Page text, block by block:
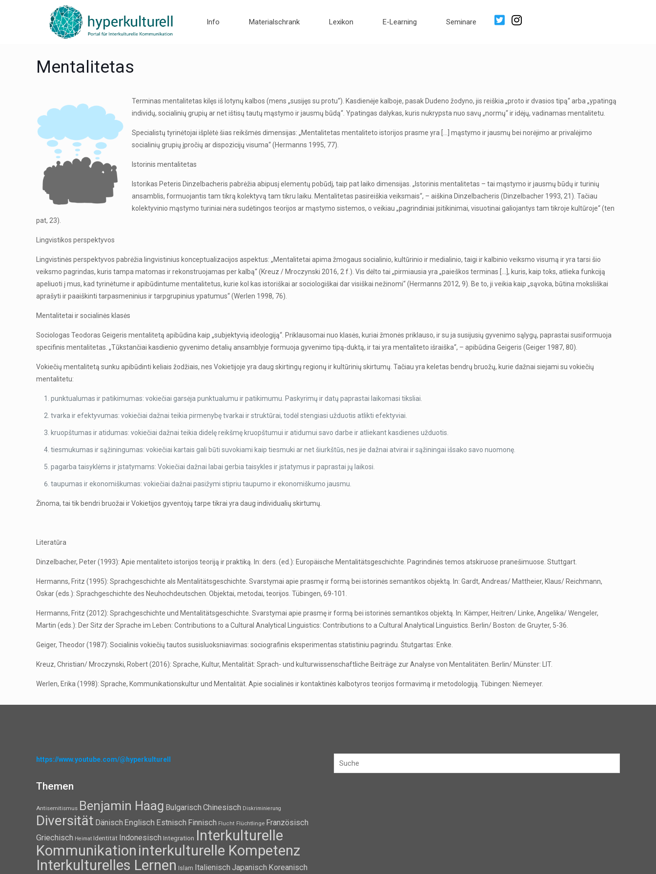
Info Materialschrank Lexikon E-Learning Seminare
Mentalitetas
Terminas mentalitetas kilęs iš lotynų kalbos (mens „susijęs su protu“). Kasdienėje kalboje, pasak Dudeno žodyno, jis reiškia „proto ir dvasios tipą“ arba „ypatingą
individų, socialinių grupių ar net ištisų tautų mąstymo ir jausmų būdą“. Ypatingas dalykas, kuris nukrypsta nuo savų „normų“ ir idėjų, vadinamas mentalitetu.
Specialistų tyrinėtojai išplėtė šias reikšmės dimensijas: „Mentalitetas mentaliteto istorijos prasme yra […] mąstymo ir jausmų bei norėjimo ar privalėjimo
socialinių grupių įpročių ar dispozicijų visuma“ (Hermanns 1995, 77).
Istorinis mentalitetas
Istorikas Peteris Dinzelbacheris pabrėžia abipusį elementų pobūdį, taip pat laiko dimensijas. „Istorinis mentalitetas – tai mąstymo ir jausmų būdų ir turinių
ansamblis, formuojantis tam tikrą kolektyvą tam tikru laiku. Mentalitetas pasireiškia veiksmais“, – aiškina Dinzelbacheris (Dinzelbacher 1993, 21). Tačiau
kolektyvinio mąstymo turiniai nėra sudėtingos teorijos ar mąstymo sistemos, o veikiau „pagrindiniai įsitikinimai, visuotinai galiojantys tam tikroje kultūroje“ (ten
pat, 23).
Lingvistikos perspektyvos
Lingvistinės perspektyvos pabrėžia lingvistinius konceptualizacijos aspektus: „Mentalitetai apima žmogaus socialinio, kultūrinio ir medialinio, taigi ir kalbinio veiksmo visumą ir yra tarsi šio
veiksmo pagrindas, kuris tampa matomas ir rekonstruojamas per kalbą“ (Kreuz / Mroczynski 2016, 2 f.). Vis dėlto tai „pirmiausia yra „paieškos terminas […], kuris, kaip toks, atlieka funkciją
apeliuoti į mus, kad tyrinėtume ir apibūdintume mentalitetus, kurie kol kas istoriškai ar sociologiškai dar visiškai nežinomi“ (Hermanns 2012, 9). Be to, ji veikia kaip „sąvoka, būtina moksliškai
aprašyti ir paaiškinti tarpasmeninius ir tarpgrupinius ypatumus“ (Werlen 1998, 76).
Mentalitetai ir socialinės klasės
Sociologas Teodoras Geigeris mentalitetą apibūdina kaip „subjektyvią ideologiją“. Priklausomai nuo klasės, kuriai žmonės priklauso, ir su ja susijusių gyvenimo sąlygų, paprastai susiformuoja
specifinis mentalitetas. „Tūkstančiai kasdienio gyvenimo detalių ansamblyje formuoja gyvenimo tipą-duktą, ir tai yra mentaliteto išraiška“, – apibūdina Geigeris (Geiger 1987, 80).
Vokiečių mentalitetą sunku apibūdinti keliais žodžiais, nes Vokietijoje yra daug skirtingų regionų ir kultūrinių skirtumų. Tačiau yra keletas bendrų bruožų, kurie dažnai siejami su vokiečių
mentalitetu:
punktualumas ir patikimumas: vokiečiai garsėja punktualumu ir patikimumu. Paskyrimų ir datų paprastai laikomasi tiksliai.
tvarka ir efektyvumas: vokiečiai dažnai teikia pirmenybę tvarkai ir struktūrai, todėl stengiasi užduotis atlikti efektyviai.
kruopštumas ir atidumas: vokiečiai dažnai teikia didelę reikšmę kruopštumui ir atidumui savo darbe ir atliekant kasdienes užduotis.
tiesmukumas ir sąžiningumas: vokiečiai kartais gali būti suvokiami kaip tiesmuki ar net šiurkštūs, nes jie dažnai atvirai ir sąžiningai išsako savo nuomonę.
pagarba taisyklėms ir įstatymams: Vokiečiai dažnai labai gerbia taisykles ir įstatymus ir paprastai jų laikosi.
taupumas ir ekonomiškumas: vokiečiai dažnai pasižymi stipriu taupumo ir ekonomiškumo jausmu.
Žinoma, tai tik bendri bruožai ir Vokietijos gyventojų tarpe tikrai yra daug individualių skirtumų.
Literatūra
Dinzelbacher, Peter (1993): Apie mentaliteto istorijos teoriją ir praktiką. In: ders. (ed.): Europäische Mentalitätsgeschichte. Pagrindinės temos atskiruose pranešimuose. Stuttgart.
Hermanns, Fritz (1995): Sprachgeschichte als Mentalitätsgeschichte. Svarstymai apie prasmę ir formą bei istorinės semantikos objektą. In: Gardt, Andreas/ Mattheier, Klaus/ Reichmann,
Oskar (eds.): Sprachgeschichte des Neuhochdeutschen. Objektai, metodai, teorijos. Tübingen, 69-101.
Hermanns, Fritz (2012): Sprachgeschichte und Mentalitätsgeschichte. Svarstymai apie prasmę ir formą bei istorinės semantikos objektą. In: Kämper, Heitren/ Linke, Angelika/ Wengeler,
Martin (eds.): Der Sitz der Sprache im Leben: Contributions to a Cultural Analytical Linguistics: Contributions to a Cultural Analytical Linguistics. Berlin/ Boston: de Gruyter, 5-36.
Geiger, Theodor (1987): Socialinis vokiečių tautos susisluoksniavimas: sociografinis eksperimentas statistiniu pagrindu. Štutgartas: Enke.
Kreuz, Christian/ Mroczynski, Robert (2016): Sprache, Kultur, Mentalität: Sprach- und kulturwissenschaftliche Beiträge zur Analyse von Mentalitäten. Berlin/ Münster: LIT.
Werlen, Erika (1998): Sprache, Kommunikationskultur und Mentalität. Apie socialinės ir kontaktinės kalbotyros teorijos formavimą ir metodologiją. Tübingen: Niemeyer.
https://www.youtube.com/@hyperkulturell
Themen
Antisemitismus Benjamin Haag Bulgarisch Chinesisch Diskriminierung
Diversität Dänisch Englisch Estnisch Finnisch Flucht Flüchtlinge Französisch
Griechisch Heimat Identität Indonesisch Integration Interkulturelle
Kommunikation interkulturelle Kompetenz
Interkulturelles Lernen
Islam Italienisch Japanisch Koreanisch